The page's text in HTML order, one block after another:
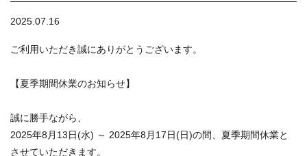
2025.07.16
ご利用いただき誠にありがとうございます。
【夏季期間休業のお知らせ】
誠に勝手ながら、
2025年8月13日(水) ～ 2025年8月17日(日)の間、夏季期間休業と
させていただきます。